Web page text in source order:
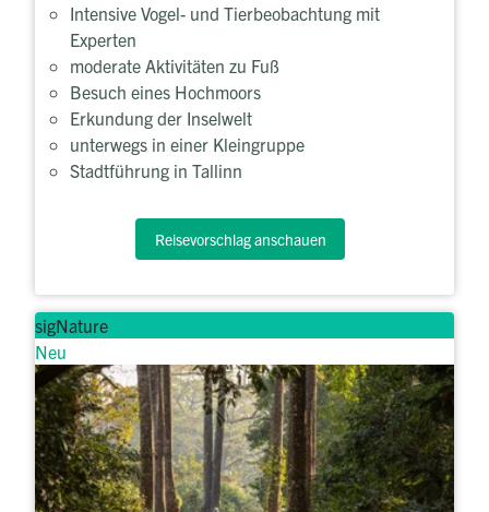
Intensive Vogel- und Tierbeobachtung mit
Experten
moderate Aktivitäten zu Fuß
Besuch eines Hochmoors
Erkundung der Inselwelt
unterwegs in einer Kleingruppe
Stadtführung in Tallinn
Reisevorschlag anschauen
sigNature
Neu